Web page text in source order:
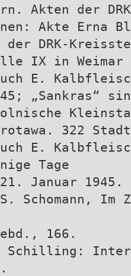
Akten der
Akte Erna
der DRK-
IX in Weimar
E.
„Sankras“
322
E.
Tage
Januar 1945.
Schomann, Im
166.
Schilling: